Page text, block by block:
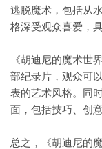
逃脱魔术，包括从
格深受观众喜爱，
《胡迪尼的魔术世
部纪录片，观众可
表的艺术风格。同
面，包括技巧、创
总之，《胡迪尼的